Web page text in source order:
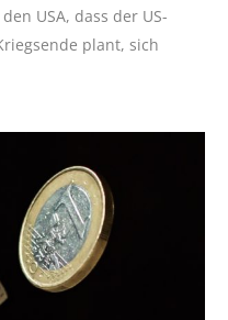
USA, dass der US-
plant, sich